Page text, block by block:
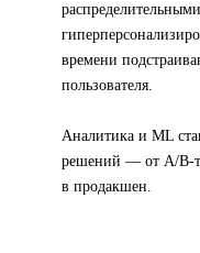
времени
пользователя.
Аналитика и ML
решений — от A/B-
в продакшен.